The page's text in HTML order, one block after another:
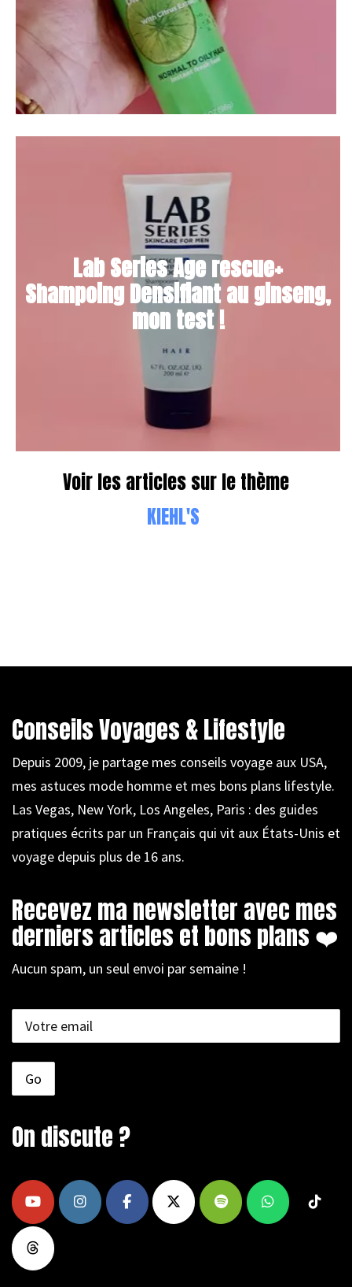
Lab Series Age rescue+
Shampoing Densifiant au ginseng,
mon test !
Voir les articles sur le thème
KIEHL'S
Conseils Voyages & Lifestyle
Depuis 2009, je partage mes conseils voyage aux USA,
mes astuces mode homme et mes bons plans lifestyle.
Las Vegas, New York, Los Angeles, Paris : des guides
pratiques écrits par un Français qui vit aux États-Unis et
voyage depuis plus de 16 ans.
Recevez ma newsletter avec mes
derniers articles et bons plans ❤️
Aucun spam, un seul envoi par semaine !
On discute ?